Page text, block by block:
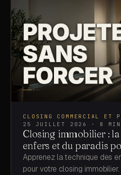
CLOSING COMMERCIAL ET
25 JUILLET 2026
· 8
Closing immobilier : la
enfers et du paradis
Apprenez la technique des
pour votre closing